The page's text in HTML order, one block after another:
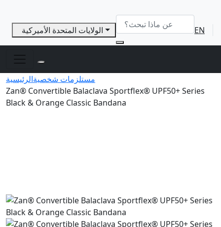
EN
الرئيسيةمستلزمات شخصية
Zan® Convertible Balaclava Sportflex® UPF50+ Series
Black & Orange Classic Bandana